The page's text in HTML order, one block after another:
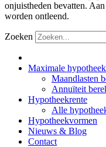
onjuistheden bevatten.
worden ontleend.
Zoeken
Maximale
Maandlasten
Annuïteit
Hypotheekrente
Alle
Hypotheekvormen
Nieuws & Blog
Contact